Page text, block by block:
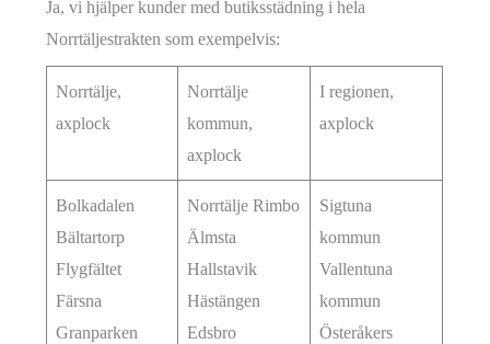
Ja, vi hjälper kunder med butiksstädning i hela
Norrtäljestrakten som exempelvis:
Norrtälje,
axplock
Norrtälje
kommun,
axplock
I regionen,
axplock
Bolkadalen
Bältartorp
Flygfältet
Färsna
Granparken
Norrtälje Rimbo
Älmsta
Hallstavik
Hästängen
Edsbro
Sigtuna
kommun
Vallentuna
kommun
Österåkers